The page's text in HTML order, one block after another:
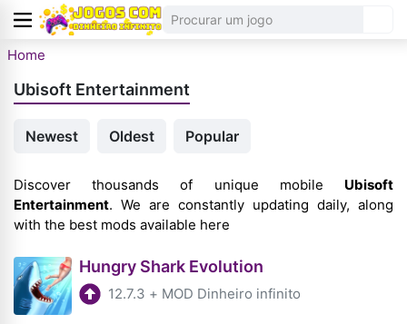
Home
Ubisoft Entertainment
Newest Oldest Popular
Discover thousands of unique mobile Ubisoft
Entertainment. We are constantly updating daily, along
with the best mods available here
Hungry Shark Evolution
12.7.3 + MOD Dinheiro infinito